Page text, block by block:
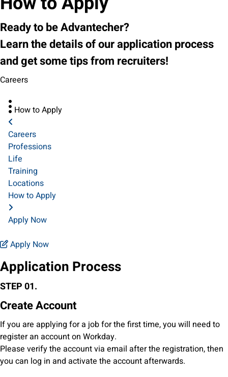
Ready to be Advantecher?
Learn the details of our application process
and get some tips from recruiters!
Careers
How to Apply
Careers
Professions
Life
Training
Locations
How to Apply
Apply Now
Apply Now
Application Process
STEP 01.
Create Account
If you are applying for a job for the first time, you will need to
register an account on Workday.
Please verify the account via email after the registration, then
you can log in and activate the account afterwards.